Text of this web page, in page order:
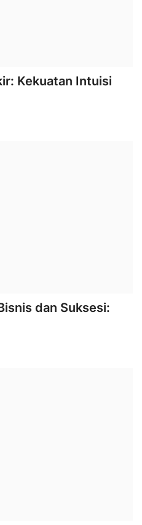
Kekuatan Intuisi
dan Suksesi: